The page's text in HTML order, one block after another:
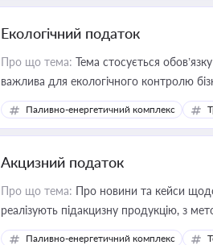
Екологічний податок
Про що тема: Тема стосується
важлива для екологічного контролю
законодавства
Паливно-енергетичний комплекс
Акцизний податок
Про що тема: Про новини та кейси
реалізують підакцизну продукцію, з
Паливно-енергетичний комплекс